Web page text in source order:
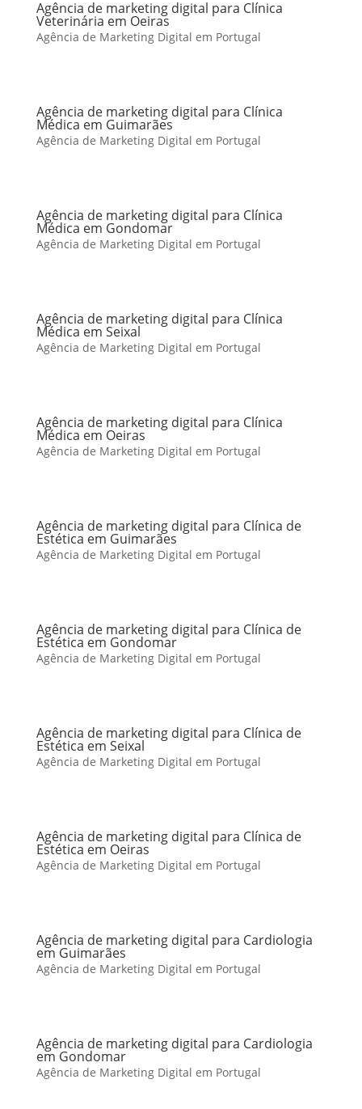
Agência de marketing digital para Clínica
Veterinária em Oeiras
Agência de Marketing Digital em Portugal
Agência de marketing digital para Clínica
Médica em Guimarães
Agência de Marketing Digital em Portugal
Agência de marketing digital para Clínica
Médica em Gondomar
Agência de Marketing Digital em Portugal
Agência de marketing digital para Clínica
Médica em Seixal
Agência de Marketing Digital em Portugal
Agência de marketing digital para Clínica
Médica em Oeiras
Agência de Marketing Digital em Portugal
Agência de marketing digital para Clínica de
Estética em Guimarães
Agência de Marketing Digital em Portugal
Agência de marketing digital para Clínica de
Estética em Gondomar
Agência de Marketing Digital em Portugal
Agência de marketing digital para Clínica de
Estética em Seixal
Agência de Marketing Digital em Portugal
Agência de marketing digital para Clínica de
Estética em Oeiras
Agência de Marketing Digital em Portugal
Agência de marketing digital para Cardiologia
em Guimarães
Agência de Marketing Digital em Portugal
Agência de marketing digital para Cardiologia
em Gondomar
Agência de Marketing Digital em Portugal